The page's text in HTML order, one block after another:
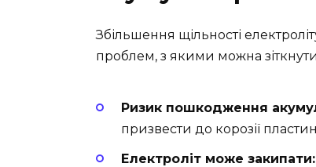
Збільшення щільності
проблем, з якими можна
Ризик пошкодження
призвести до корозії
Електроліт може закипати: